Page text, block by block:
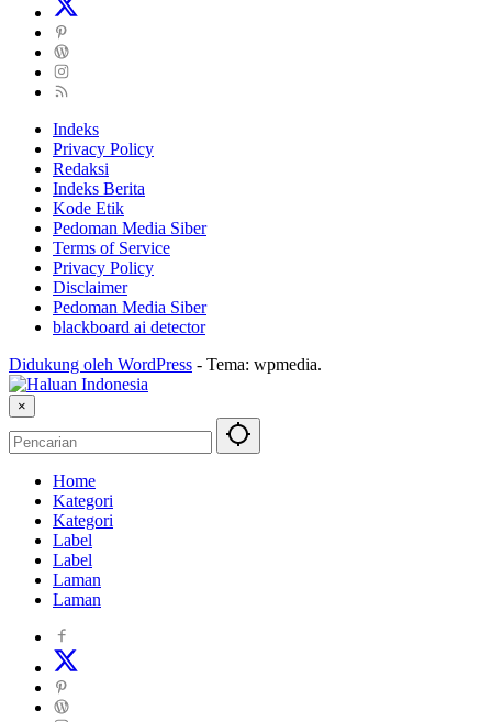
Indeks
Privacy Policy
Redaksi
Indeks Berita
Kode Etik
Pedoman Media Siber
Terms of Service
Privacy Policy
Disclaimer
Pedoman Media Siber
blackboard ai detector
Didukung oleh WordPress - Tema: wpmedia.
×
Home
Kategori
Kategori
Label
Label
Laman
Laman